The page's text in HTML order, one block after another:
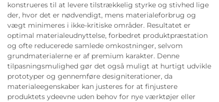
konstrueres til at levere tilstrækkelig styrke og stivhed lige
der, hvor det er nødvendigt, mens materialeforbrug og
vægt minimeres i ikke-kritiske områder. Resultatet er
optimal materialeudnyttelse, forbedret produktpræstation
og ofte reducerede samlede omkostninger, selvom
grundmaterialerne er af premium karakter. Denne
tilpasningsmulighed gør det også muligt at hurtigt udvikle
prototyper og gennemføre designiterationer, da
materialeegenskaber kan justeres for at finjustere
produktets ydeevne uden behov for nye værktøjer eller